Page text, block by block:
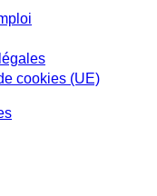
cookies (UE)